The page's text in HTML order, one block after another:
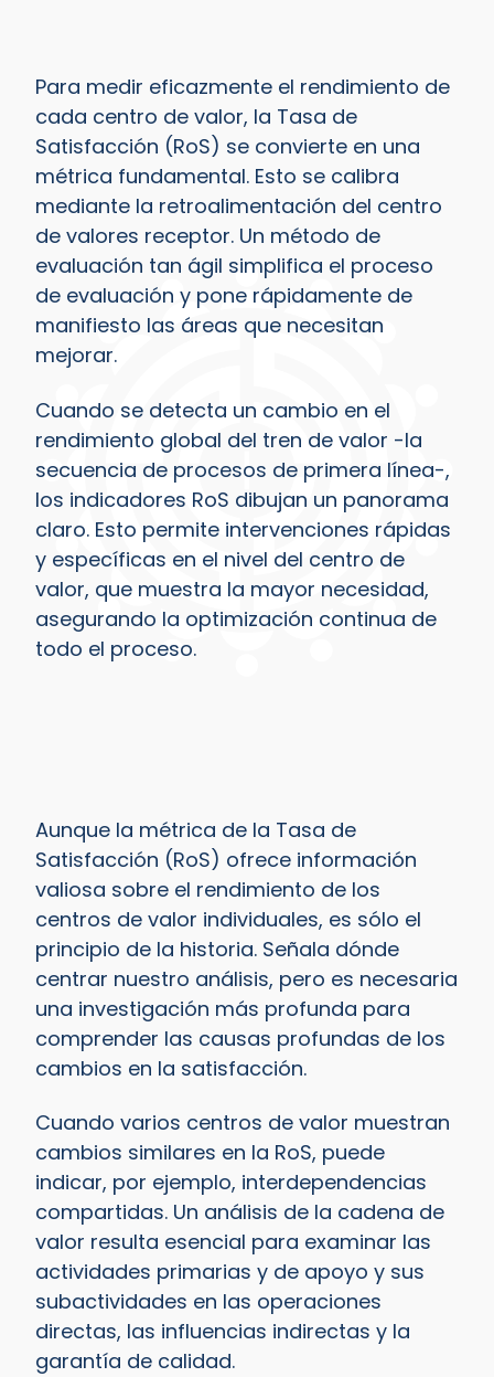
Para medir eficazmente el rendimiento de
cada centro de valor, la Tasa de
Satisfacción (RoS) se convierte en una
métrica fundamental. Esto se calibra
mediante la retroalimentación del centro
de valores receptor. Un método de
evaluación tan ágil simplifica el proceso
de evaluación y pone rápidamente de
manifiesto las áreas que necesitan
mejorar.
Cuando se detecta un cambio en el
rendimiento global del tren de valor -la
secuencia de procesos de primera línea-,
los indicadores RoS dibujan un panorama
claro. Esto permite intervenciones rápidas
y específicas en el nivel del centro de
valor, que muestra la mayor necesidad,
asegurando la optimización continua de
todo el proceso.
Aunque la métrica de la Tasa de
Satisfacción (RoS) ofrece información
valiosa sobre el rendimiento de los
centros de valor individuales, es sólo el
principio de la historia. Señala dónde
centrar nuestro análisis, pero es necesaria
una investigación más profunda para
comprender las causas profundas de los
cambios en la satisfacción.
Cuando varios centros de valor muestran
cambios similares en la RoS, puede
indicar, por ejemplo, interdependencias
compartidas. Un análisis de la cadena de
valor resulta esencial para examinar las
actividades primarias y de apoyo y sus
subactividades en las operaciones
directas, las influencias indirectas y la
garantía de calidad.